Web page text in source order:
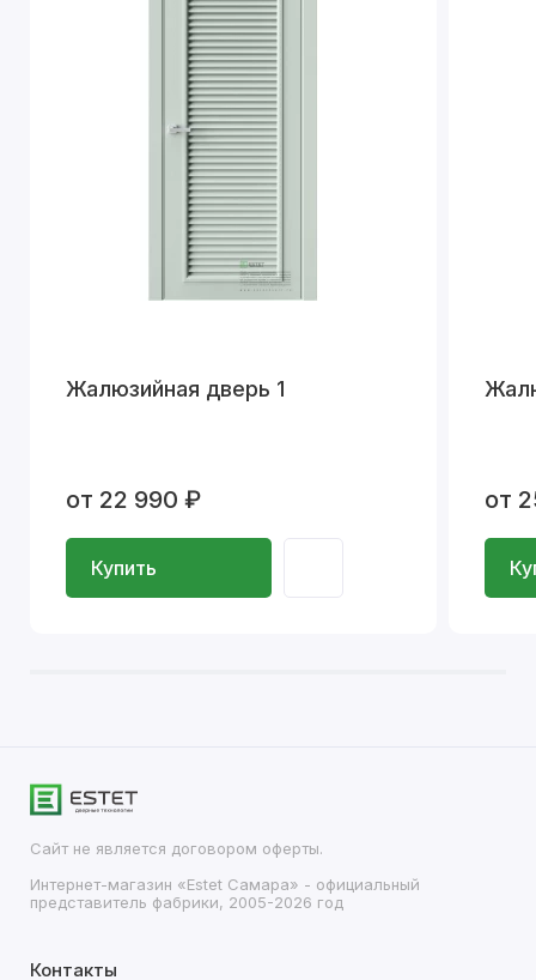
Жалюзийная дверь 1
от 22 990 ₽
Купить
от
Сайт не является договором оферты.
Интернет-магазин «Estet Самара» - официальный
представитель фабрики, 2005-2026 год
Контакты